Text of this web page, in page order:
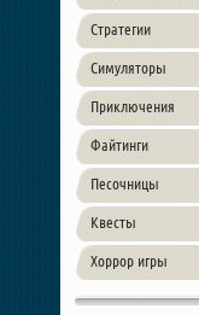
Стратегии
Симуляторы
Приключения
Файтинги
Песочницы
Квесты
Хоррор игры